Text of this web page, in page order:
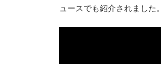
ュースでも紹介されました。